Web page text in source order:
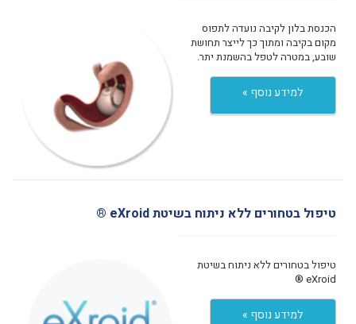
הכנסת בלון לקיבה נועדה לתפוס
מקום בקיבה ומתוך כך לייצר תחושת
שובע, במטרה לטפל בהשמנת יתר.
למידע נוסף »
טיפול בטחורים ללא ניתוח בשיטת eXroid ®
טיפול בטחורים ללא ניתוח בשיטת
eXroid ®
למידע נוסף »